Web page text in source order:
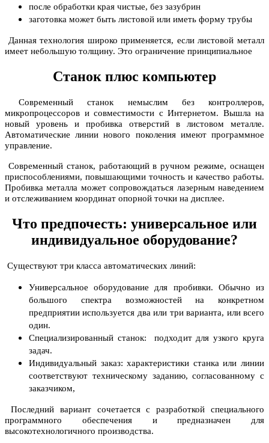
после обработки края чистые, без зазубрин
заготовка может быть листовой или иметь форму трубы
Данная технология широко применяется, если листовой металл
имеет небольшую толщину. Это ограничение принципиальное
Станок плюс компьютер
Современный станок немыслим без контроллеров,
микропроцессоров и совместимости с Интернетом. Вышла на
новый уровень и пробивка отверстий в листовом металле.
Автоматические линии нового поколения имеют программное
управление.
Современный станок, работающий в ручном режиме, оснащен
приспособлениями, повышающими точность и качество работы.
Пробивка металла может сопровождаться лазерным наведением
и отслеживанием координат опорной точки на дисплее.
Что предпочесть: универсальное или
индивидуальное оборудование?
Существуют три класса автоматических линий:
Универсальное оборудование для пробивки. Обычно из
большого спектра возможностей на конкретном
предприятии используется два или три варианта, или всего
один.
Специализированный станок: подходит для узкого круга
задач.
Индивидуальный заказ: характеристики станка или линии
соответствуют техническому заданию, согласованному с
заказчиком,
Последний вариант сочетается с разработкой специального
программного обеспечения и предназначен для
высокотехнологичного производства.